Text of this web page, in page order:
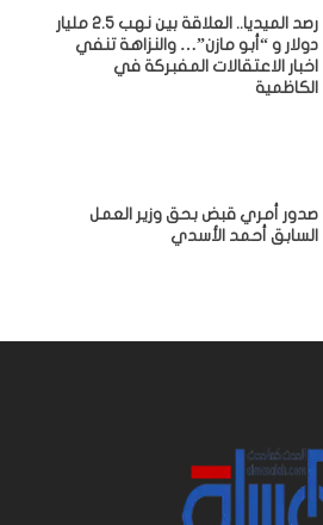
رصد الميديا.. العلاقة بين نهب 2.5 مليار
دولار و “أبو مازن”… والنزاهة تنفي
اخبار الاعتقالات المفبركة في
الكاظمية
صدور أمري قبض بحق وزير العمل
السابق أحمد الأسدي